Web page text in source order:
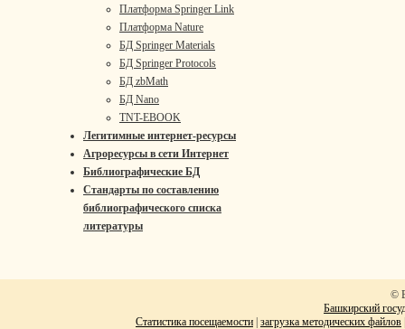
Платформа Springer Link
Платформа Nature
БД Springer Materials
БД Springer Protocols
БД zbMath
БД Nano
TNT-EBOOK
Легитимные интернет-ресурсы
Агроресурсы в сети Интернет
Библиографические БД
Стандарты по составлению
библиографического списка
литературы
©
Башкирский
Статистика посещаемости загрузка методических файлов